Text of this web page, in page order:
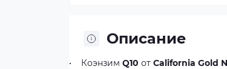
Описание
• Коэнзим Q10 от California Gold